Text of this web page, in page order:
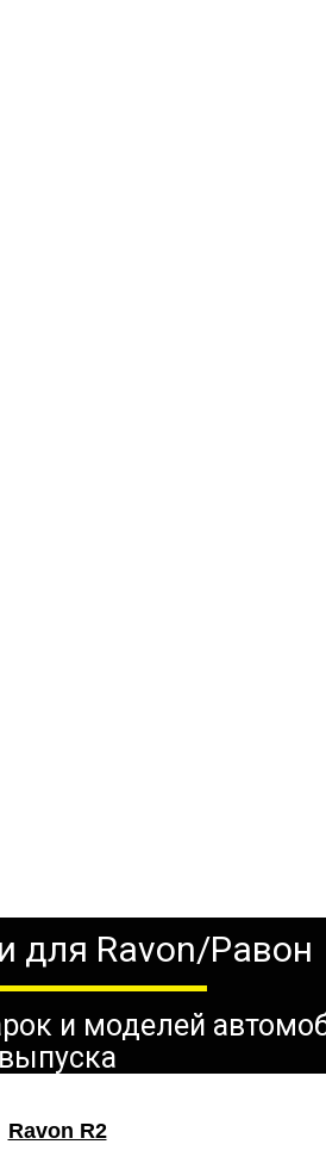
для Ravon/Равон
и моделей
выпуска
Ravon R2